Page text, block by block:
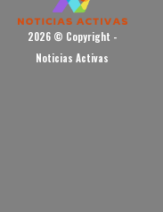
2026 © Copyright -
Noticias Activas